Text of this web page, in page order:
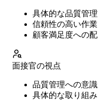
具体的な品質管
信頼性の高い作
顧客満足度への
面接官の視点
品質管理への意
具体的な取り組